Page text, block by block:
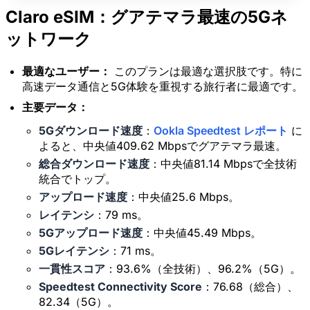
Claro eSIM：グアテマラ最速の5Gネ
ットワーク
最適なユーザー：
このプランは最適な選択肢です。特に
高速データ通信と5G体験を重視する旅行者に最適です。
主要データ：
5Gダウンロード速度 ： Ookla Speedtest レポート に
よると、中央値409.62 Mbpsでグアテマラ最速。
総合ダウンロード速度 ：中央値81.14 Mbpsで全技術
統合でトップ。
アップロード速度 ：中央値25.6 Mbps。
レイテンシ ：79 ms。
5Gアップロード速度 ：中央値45.49 Mbps。
5Gレイテンシ ：71 ms。
一貫性スコア ：93.6%（全技術）、96.2%（5G）。
Speedtest Connectivity Score ：76.68（総合）、
82.34（5G）。